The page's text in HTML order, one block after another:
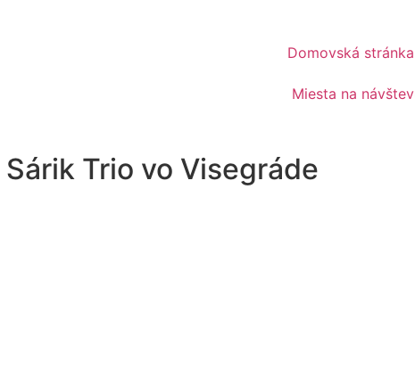
Domovská stránka
Miesta na
Trio vo Visegráde